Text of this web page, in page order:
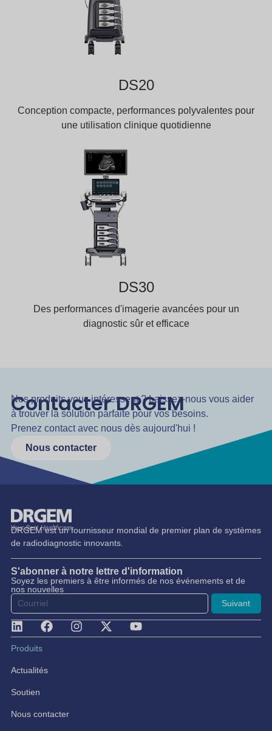
DS20
Conception compacte, performances polyvalentes pour
une utilisation clinique quotidienne
DS30
Des performances d'imagerie avancées pour un
diagnostic sûr et efficace
Contacter DRGEM
Nos produits vous intéressent ? Laissez-nous vous aider
à trouver la solution parfaite pour vos besoins.
Prenez contact avec nous dès aujourd'hui !
Nous contacter
DRGEM est un fournisseur mondial de premier plan de systèmes
de radiodiagnostic innovants.
S'abonner à notre lettre d'information
Soyez les premiers à être informés de nos événements et de
nos nouvelles
Suivant
Produits
Actualités
Soutien
Nous contacter